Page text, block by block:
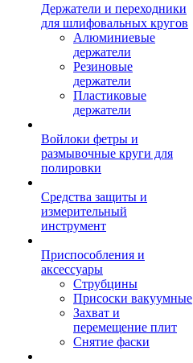
Держатели и переходники
для шлифовальных кругов
Алюминиевые
держатели
Резиновые
держатели
Пластиковые
держатели
Войлоки фетры и
размывочные круги для
полировки
Средства защиты и
измерительный
инструмент
Приспособления и
аксессуары
Струбцины
Присоски вакуумные
Захват и
перемещение плит
Снятие фаски